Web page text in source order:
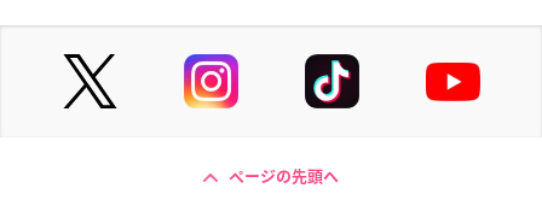
ページの先頭へ